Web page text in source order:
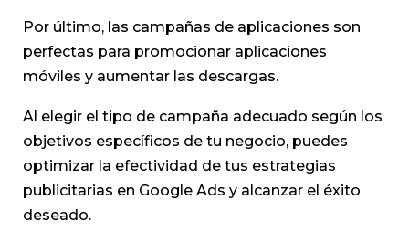
Por último, las campañas de aplicaciones son
perfectas para promocionar aplicaciones
móviles y aumentar las descargas.
Al elegir el tipo de campaña adecuado según los
objetivos específicos de tu negocio, puedes
optimizar la efectividad de tus estrategias
publicitarias en Google Ads y alcanzar el éxito
deseado.